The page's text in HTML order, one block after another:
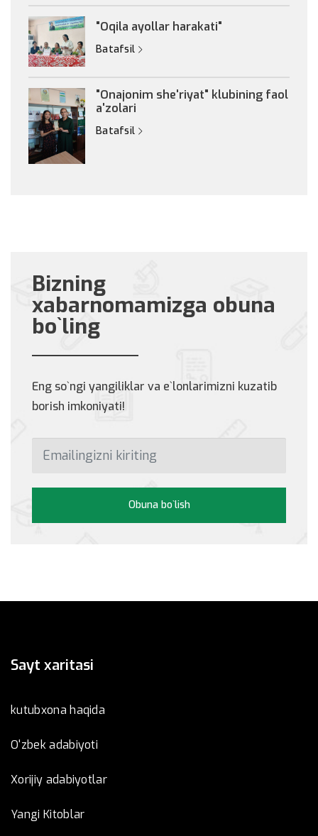
"Oqila ayollar harakati"
Batafsil
"Onajonim she'riyat" klubining faol
a'zolari
Batafsil
Bizning
xabarnomamizga obuna
bo`ling
Eng so`ngi yangiliklar va e`lonlarimizni kuzatib
borish imkoniyati!
Obuna bo`lish
Sayt xaritasi
kutubxona haqida
O'zbek adabiyoti
Xorijiy adabiyotlar
Yangi Kitoblar